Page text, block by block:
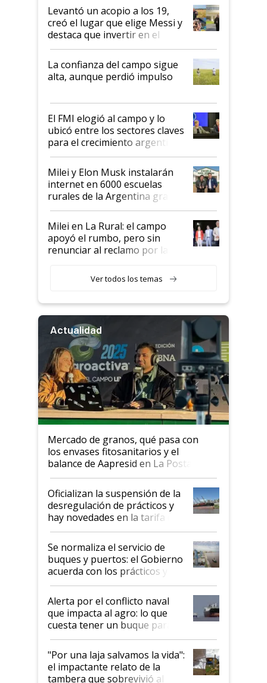
Levantó un acopio a los 19,
creó el lugar que elige Messi y
destaca que invertir en el
kirchnerismo era como "darle
plata a un hijo para droga":
Juan Félix Rossetti, el libertario
que de una dura crisis salió
de Milei
La confianza del campo sigue
alta, aunque perdió impulso
El FMI elogió al campo y lo
ubicó entre los sectores claves
para el crecimiento argentino
Milei y Elon Musk instalarán
internet en 6000 escuelas
rurales de la Argentina gracias
a un acuerdo con Starlink
Milei en La Rural: el campo
apoyó el rumbo, pero sin
renunciar al reclamo por las
Ver todos los temas
Actualidad
Mercado de granos, qué pasa con
los envases fitosanitarios y el
balance de Aapresid en La Posta
Oficializan la suspensión de la
desregulación de prácticos y
hay novedades en la tarifa de
la hidrovía
Se normaliza el servicio de
buques y puertos: el Gobierno
acuerda con los prácticos y
suspende el decreto de
desregulación
Alerta por el conflicto naval
que impacta al agro: lo que
cuesta tener un buque parado
y el peligro de que Argentina
pase a ser "país sucio"
"Por una laja salvamos la vida":
el impactante relato de la
tambera que sobrevivió al